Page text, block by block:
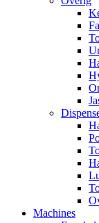
Machines